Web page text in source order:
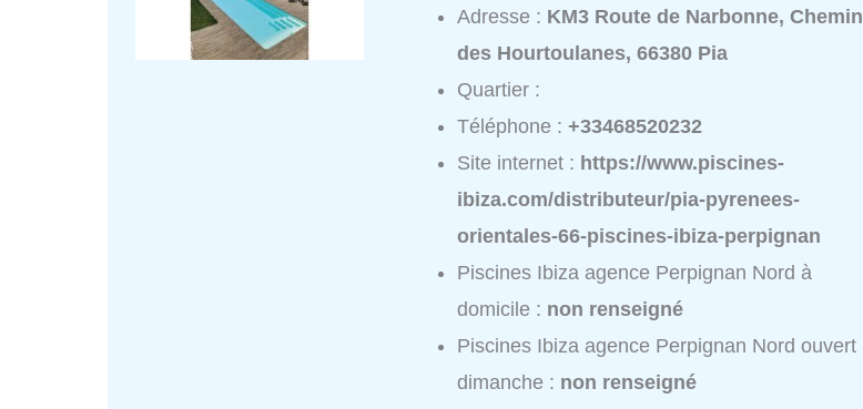
Adresse : KM3 Route de Narbonne, Chemin
des Hourtoulanes, 66380 Pia
Quartier :
Téléphone :+33468520232
Site internet : https://www.piscines-
ibiza.com/distributeur/pia-pyrenees-
orientales-66-piscines-ibiza-perpignan
Piscines Ibiza agence Perpignan Nord à
domicile : non renseigné
Piscines Ibiza agence Perpignan Nord ouvert
dimanche : non renseigné